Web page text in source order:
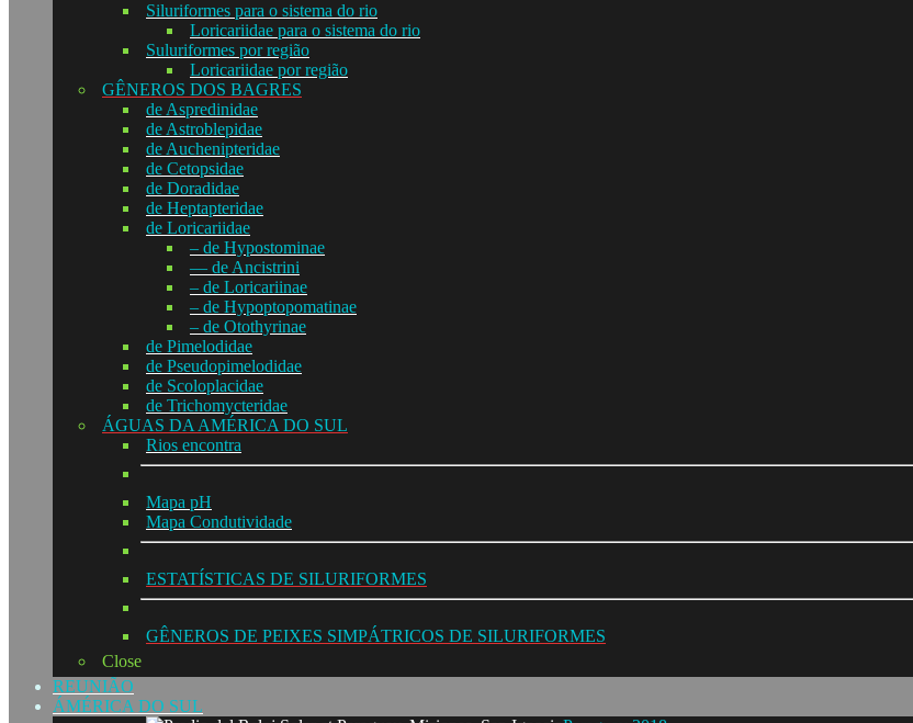
Siluriformes para o sistema do rio
Loricariidae para o sistema do rio
Suluriformes por região
Loricariidae por região
GÊNEROS DOS BAGRES
de Aspredinidae
de Astroblepidae
de Auchenipteridae
de Cetopsidae
de Doradidae
de Heptapteridae
de Loricariidae
– de Hypostominae
— de Ancistrini
– de Loricariinae
– de Hypoptopomatinae
– de Otothyrinae
de Pimelodidae
de Pseudopimelodidae
de Scoloplacidae
de Trichomycteridae
ÁGUAS DA AMÉRICA DO SUL
Rios encontra
Mapa pH
Mapa Condutividade
ESTATÍSTICAS DE SILURIFORMES
GÊNEROS DE PEIXES SIMPÁTRICOS DE SILURIFORMES
Close
REUNIÃO
ÁMÉRICA DO SUL